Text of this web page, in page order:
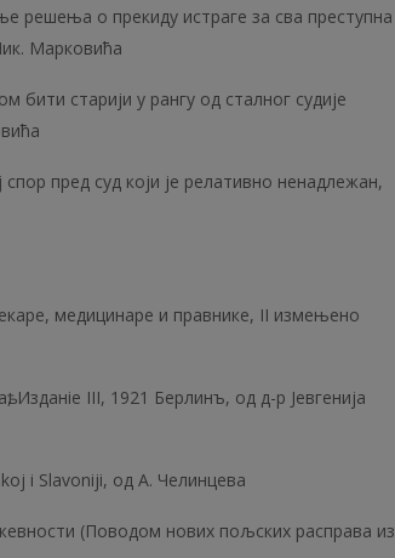
решења о прекиду истраге за сва преступна
Марковића
старији у рангу од сталног судије
пред суд који је релативно ненадлежан,
медицинаре и правнике, II измењено
III, 1921 Берлинъ, од д-р Јевгенија
i Slavoniji, од A. Челинцева
(Поводом нових пољских расправа из